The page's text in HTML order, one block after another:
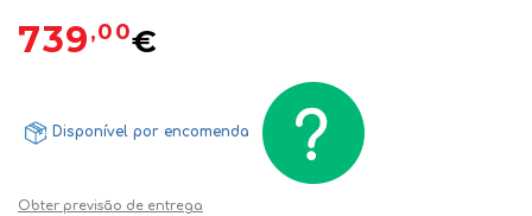
739,00€
Disponível por encomenda
Obter previsão de entrega